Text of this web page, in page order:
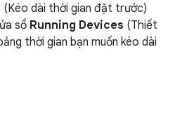
(Kéo dài thời gian đặt trước)
sổ Running Devices (Thiết
thời gian bạn muốn kéo dài